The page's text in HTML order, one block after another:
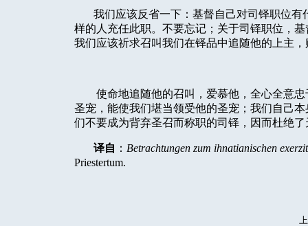
我们应该反省一下：基督自己对司铎职位
样的人充任此职。不要忘记；关于司铎职位，
我们应该祈求召叫我们在铎品中追随他的上主
使命地追随他的召叫，爱慕他，全心全意
圣宠，能使我们堪当领受他的圣宠；我们自己
们不要成为背弃圣召而称职的司铎，因而杜绝
译自 ： Betrachtungen zum ihnatianischen
Priestertum.